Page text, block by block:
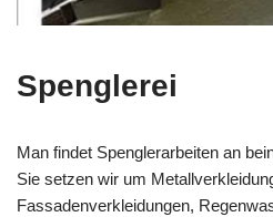
Spenglerei
Man findet Spenglerarbeiten an
Sie setzen wir um
Fassadenverkleidungen,